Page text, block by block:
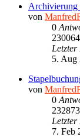
Archivierung
von
0
230064
5. Aug
von
0
232873
7. Feb